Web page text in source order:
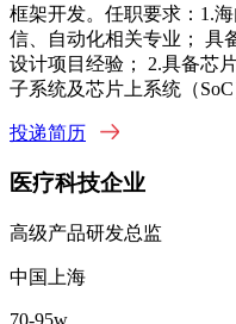
框架开发。任职要求：1.
信、自动化相关专业； 具
设计项目经验； 2.具备芯
子系统及芯片上系统（
投递简历
医疗科技企业
高级产品研发总监
中国上海
70-95w